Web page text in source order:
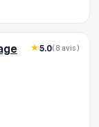
5.0(8 avis)